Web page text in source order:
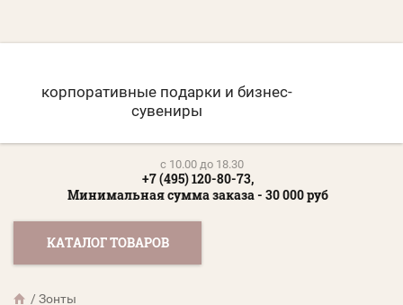
корпоративные подарки и бизнес-
сувениры
c 10.00 до 18.30
+7 (495) 120-80-73,
Минимальная сумма заказа - 30 000 руб
КАТАЛОГ ТОВАРОВ
/Зонты